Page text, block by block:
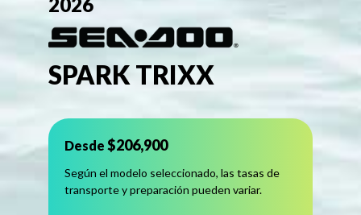
SPARK TRIXX
Desde $206,900
Según el modelo seleccionado, las tasas de
transporte y preparación pueden variar.